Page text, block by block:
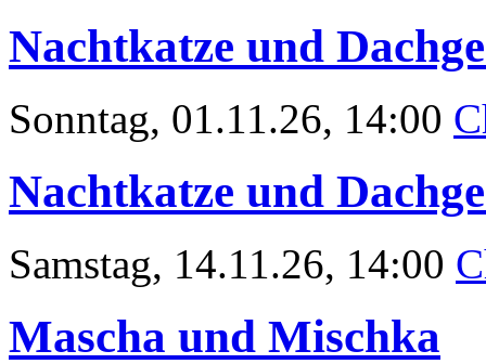
Nachtkatze und
Sonntag, 01.11.26, 14:00
Nachtkatze und
Samstag, 14.11.26, 14:00
Mascha und Mischka